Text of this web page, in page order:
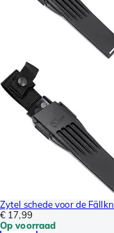
Zytel schede voor de
€ 17,99
Op voorraad